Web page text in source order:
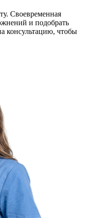
Своевременная
и подобрать
консультацию, чтобы